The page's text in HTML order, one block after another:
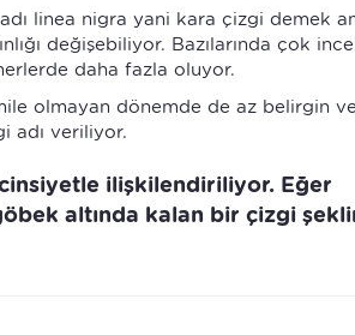
linea nigra yani kara çizgi demek
değişebiliyor. Bazılarında çok
daha fazla oluyor.
olmayan dönemde de az belirgin
adı veriliyor.
ilişkilendiriliyor. Eğer
altında kalan bir çizgi